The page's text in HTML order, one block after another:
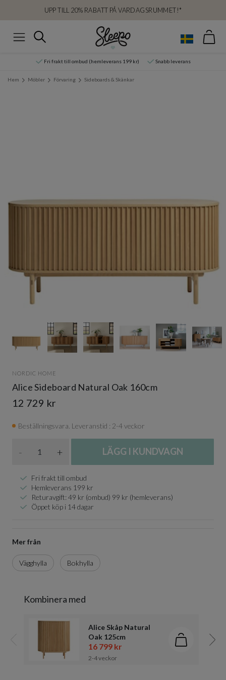
UPP TILL 20% RABATT PÅ VARDAGSRUMMET!*
Sök
Fri frakt till ombud (hemleverans 199 kr) Snabb leverans
Hem Möbler Förvaring Sideboards & Skänkar
14
NORDIC HOME
Alice Sideboard Natural Oak 160cm
12 729 kr
Beställningsvara. Leveranstid : 2-4 veckor
- + LÄGG I KUNDVAGN
Fri frakt till ombud
Hemleverans 199 kr
Returavgift: 49 kr (ombud) 99 kr (hemleverans)
Öppet köp i 14 dagar
Mer från
Vägghylla Bokhylla
Kombinera med
Alice Skåp Natural
Oak 125cm
16 799 kr
2-4 veckor
Lägg i
Föregående